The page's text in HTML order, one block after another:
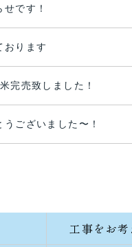
です！
おります
完売致しました！
ございました〜！
工事をお